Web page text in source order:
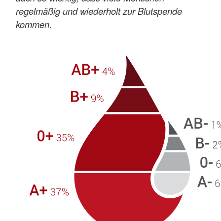
regelmäßig und wiederholt zur Blutspende
kommen.